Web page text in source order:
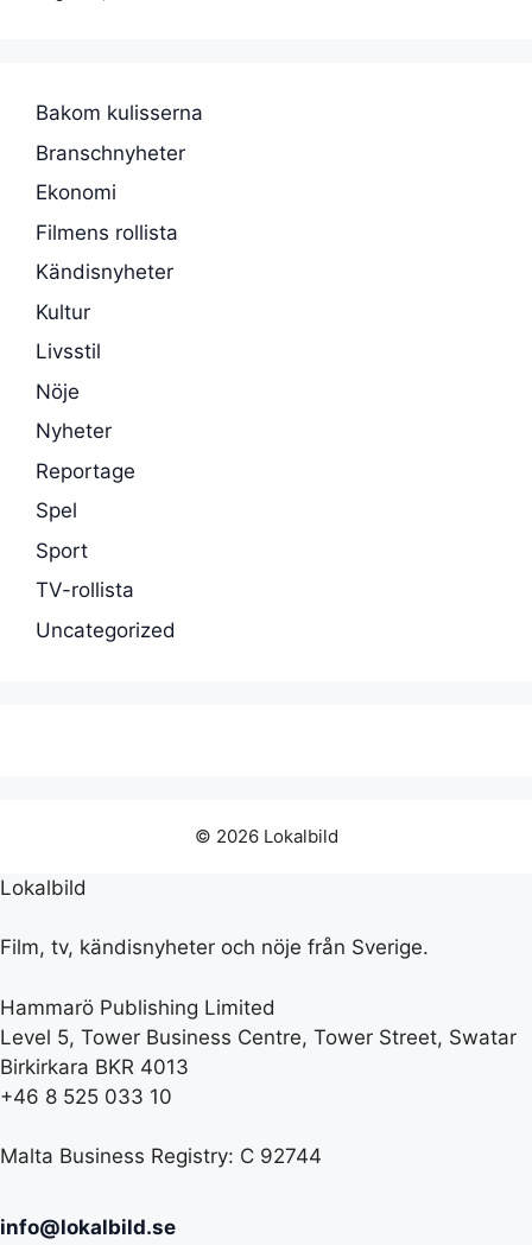
Bakom kulisserna
Branschnyheter
Ekonomi
Filmens rollista
Kändisnyheter
Kultur
Livsstil
Nöje
Nyheter
Reportage
Spel
Sport
TV-rollista
Uncategorized
© 2026 Lokalbild
Lokalbild
Film, tv, kändisnyheter och nöje från Sverige.
Hammarö Publishing Limited
Level 5, Tower Business Centre, Tower Street, Swatar
Birkirkara BKR 4013
+46 8 525 033 10
Malta Business Registry: C 92744
info@lokalbild.se